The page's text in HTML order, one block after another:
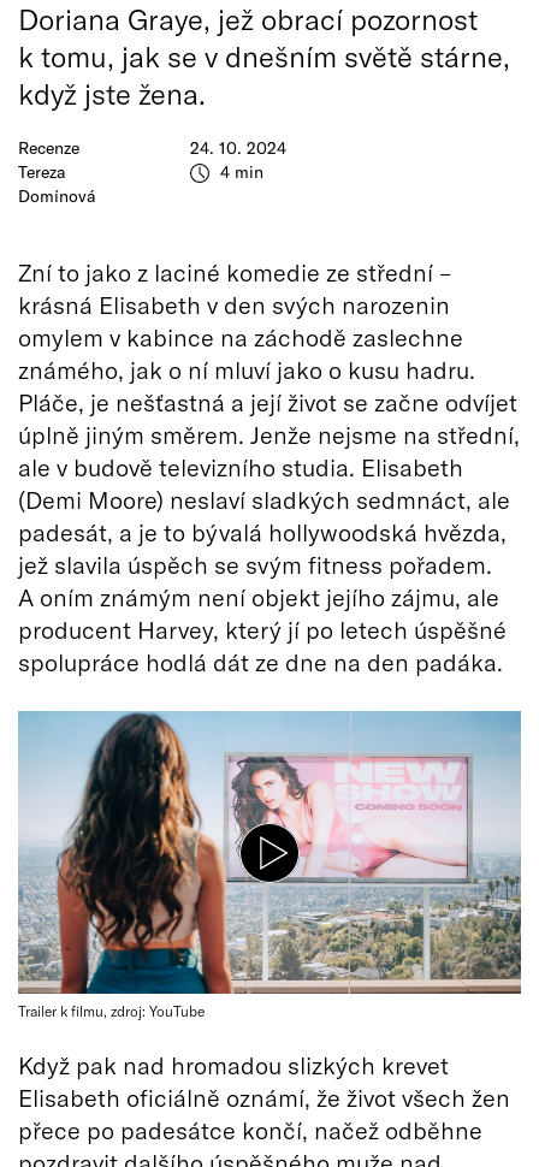
Recenze
Tereza
Domínová
24. 10. 2024
4 min
Doriana Graye, jež obrací pozornost
k tomu, jak se v dnešním světě stárne,
když jste žena.
Zní to jako z laciné komedie ze střední –
krásná Elisabeth v den svých narozenin
omylem v kabince na záchodě zaslechne
známého, jak o ní mluví jako o kusu hadru.
Pláče, je nešťastná a její život se začne odvíjet
úplně jiným směrem. Jenže nejsme na střední,
ale v budově televizního studia. Elisabeth
(Demi Moore) neslaví sladkých sedmnáct, ale
padesát, a je to bývalá hollywoodská hvězda,
jež slavila úspěch se svým fitness pořadem.
A oním známým není objekt jejího zájmu, ale
producent Harvey, který jí po letech úspěšné
spolupráce hodlá dát ze dne na den padáka.
Trailer k filmu, zdroj: YouTube
Když pak nad hromadou slizkých krevet
Elisabeth oficiálně oznámí, že život všech žen
přece po padesátce končí, načež odběhne